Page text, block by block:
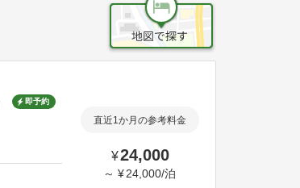
即予約
直近1か月の参考料金
¥24,000
～ ¥ 24,000/泊